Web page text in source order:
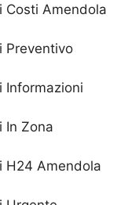
Costi Amendola
Preventivo
Informazioni
In Zona
H24 Amendola